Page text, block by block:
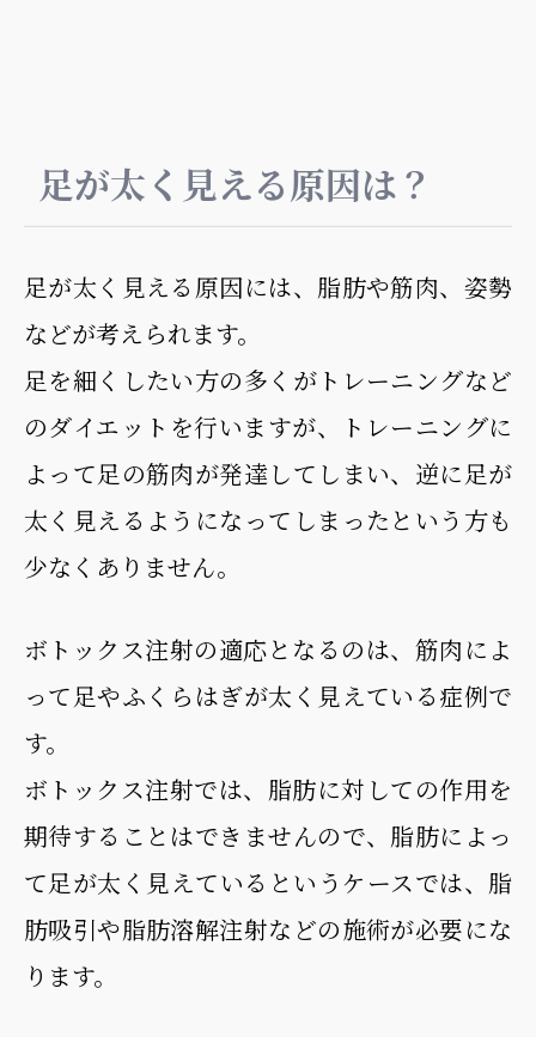
足が太く見える原因は？
足が太く見える原因には、脂肪や筋肉、姿勢
などが考えられます。
足を細くしたい方の多くがトレーニングなど
のダイエットを行いますが、トレーニングに
よって足の筋肉が発達してしまい、逆に足が
太く見えるようになってしまったという方も
少なくありません。
ボトックス注射の適応となるのは、筋肉によ
って足やふくらはぎが太く見えている症例で
す。
ボトックス注射では、脂肪に対しての作用を
期待することはできませんので、脂肪によっ
て足が太く見えているというケースでは、脂
肪吸引や脂肪溶解注射などの施術が必要にな
ります。